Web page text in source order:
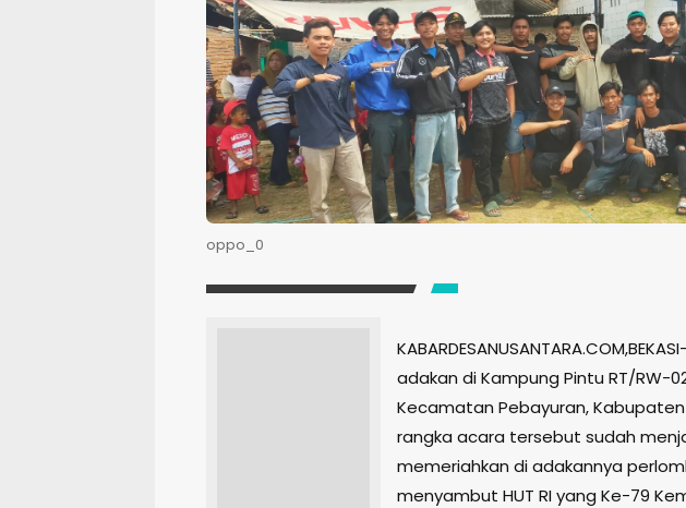
oppo_0
adakan di Kampung Pintu RT/RW-
Kecamatan Pebayuran,
rangka acara tersebut sudah
memeriahkan di adakannya
menyambut HUT RI yang Ke-79